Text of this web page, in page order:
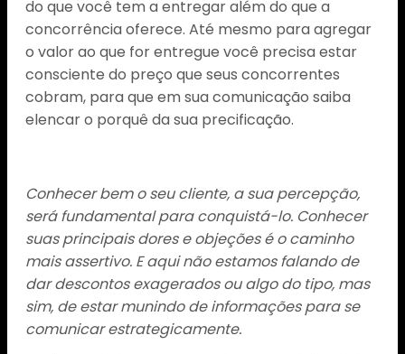
do que você tem a entregar além do que a
concorrência oferece. Até mesmo para agregar
o valor ao que for entregue você precisa estar
consciente do preço que seus concorrentes
cobram, para que em sua comunicação saiba
elencar o porquê da sua precificação.
Conhecer bem o seu cliente, a sua percepção,
será fundamental para conquistá-lo. Conhecer
suas principais dores e objeções é o caminho
mais assertivo. E aqui não estamos falando de
dar descontos exagerados ou algo do tipo, mas
sim, de estar munindo de informações para se
comunicar estrategicamente.